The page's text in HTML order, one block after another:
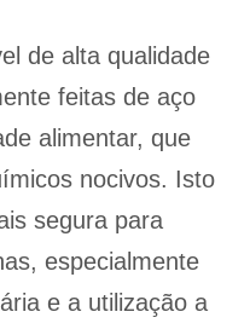
de alta qualidade
feitas de aço
alimentar, que
nocivos. Isto
segura para
especialmente
e a utilização a